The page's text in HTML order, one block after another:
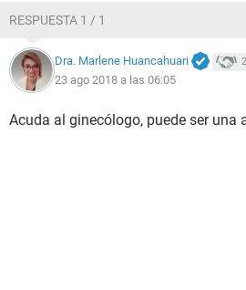
RESPUESTA 1 / 1
Dra. Marlene Huancahuari
23 ago 2018 a las 06:05
Acuda al ginecólogo, puede ser una